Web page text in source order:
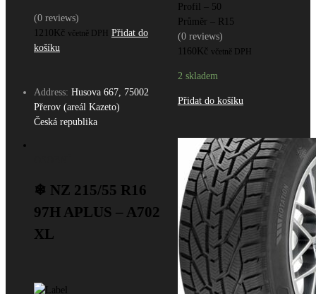
(0 reviews)
1210 Kč včetně DPH
Přidat do
košíku
Profil – 50
Průměr – R15
(0 reviews)
1160 Kč včetně DPH
2 skladem
Přidat do košíku
❄ NZ 215/55 R16
97H APLUS – A702
XL
Address: Husova 667, 75002
Přerov (areál Kazeto)
Česká republika